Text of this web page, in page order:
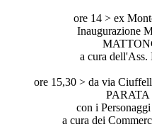
ore 14 > ex
Inaugurazione
a cura dell'Ass.
ore 15,30 > da via
con i
a cura dei